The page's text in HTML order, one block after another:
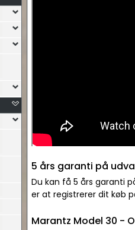
5 års garanti på
Du kan få 5 års garanti
er at registrerer dit køb
Marantz Model 30 -